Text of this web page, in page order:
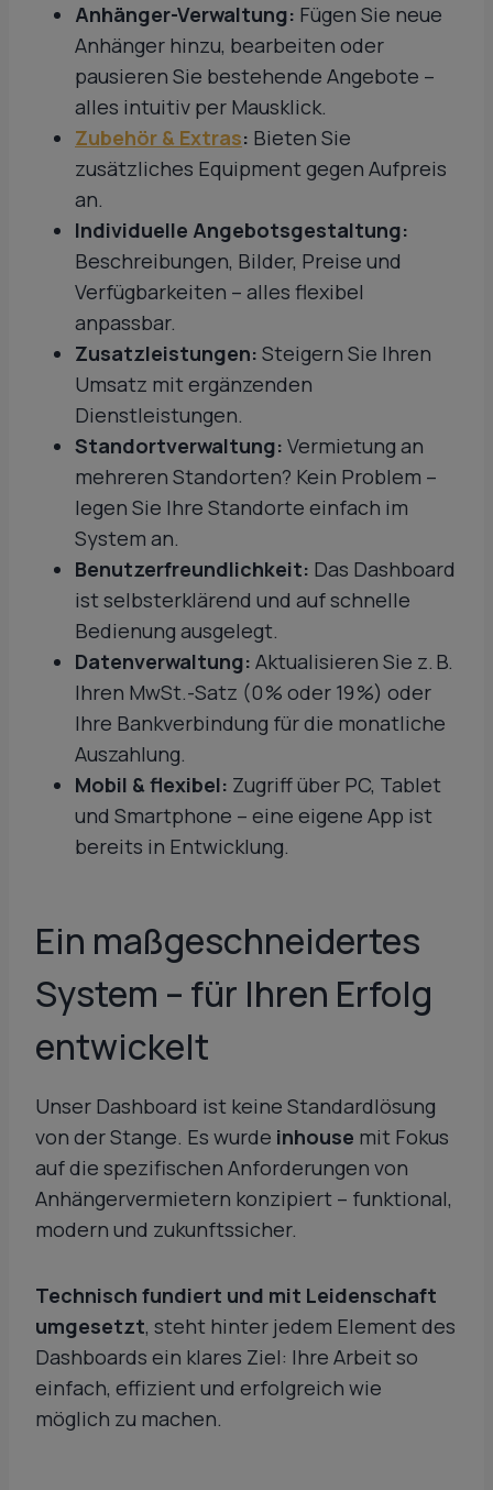
Anhänger-Verwaltung: Fügen Sie neue
Anhänger hinzu, bearbeiten oder
pausieren Sie bestehende Angebote –
alles intuitiv per Mausklick.
Zubehör & Extras: Bieten Sie
zusätzliches Equipment gegen Aufpreis
an.
Individuelle Angebotsgestaltung:
Beschreibungen, Bilder, Preise und
Verfügbarkeiten – alles flexibel
anpassbar.
Zusatzleistungen: Steigern Sie Ihren
Umsatz mit ergänzenden
Dienstleistungen.
Standortverwaltung: Vermietung an
mehreren Standorten? Kein Problem –
legen Sie Ihre Standorte einfach im
System an.
Benutzerfreundlichkeit: Das Dashboard
ist selbsterklärend und auf schnelle
Bedienung ausgelegt.
Datenverwaltung: Aktualisieren Sie z. B.
Ihren MwSt.-Satz (0 % oder 19 %) oder
Ihre Bankverbindung für die monatliche
Auszahlung.
Mobil & flexibel: Zugriff über PC, Tablet
und Smartphone – eine eigene App ist
bereits in Entwicklung.
Ein maßgeschneidertes
System – für Ihren Erfolg
entwickelt
Unser Dashboard ist keine Standardlösung
von der Stange. Es wurde inhouse mit Fokus
auf die spezifischen Anforderungen von
Anhängervermietern konzipiert – funktional,
modern und zukunftssicher.
Technisch fundiert und mit Leidenschaft
umgesetzt, steht hinter jedem Element des
Dashboards ein klares Ziel: Ihre Arbeit so
einfach, effizient und erfolgreich wie
möglich zu machen.